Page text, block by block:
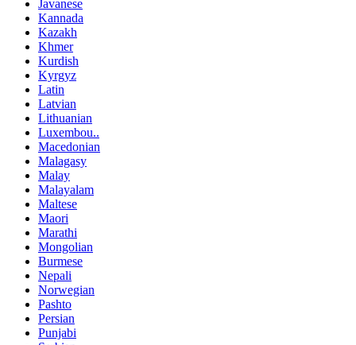
Javanese
Kannada
Kazakh
Khmer
Kurdish
Kyrgyz
Latin
Latvian
Lithuanian
Luxembou..
Macedonian
Malagasy
Malay
Malayalam
Maltese
Maori
Marathi
Mongolian
Burmese
Nepali
Norwegian
Pashto
Persian
Punjabi